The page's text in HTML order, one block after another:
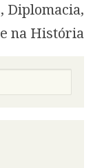
Diplomacia,
na História